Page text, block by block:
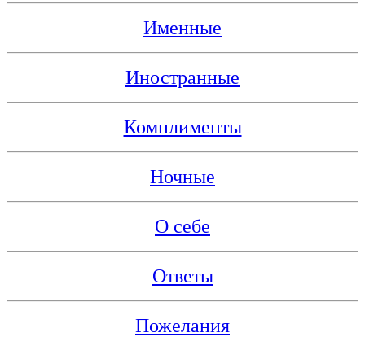
Именные
Иностранные
Комплименты
Ночные
О себе
Ответы
Пожелания